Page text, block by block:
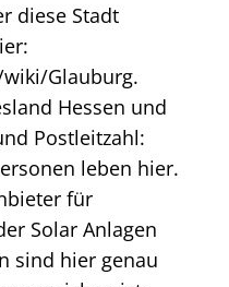
diese Stadt
Glauburg.
Hessen und
Postleitzahl:
leben hier.
für
Solar Anlagen
sind hier genau